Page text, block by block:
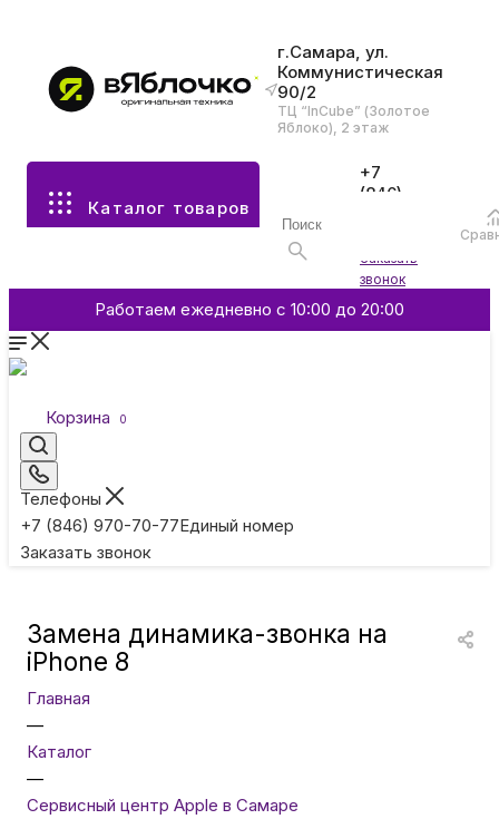
г.Самара, ул.
Коммунистическая
90/2
ТЦ “InCube” (Золотое
Яблоко), 2 этаж
Каталог товаров
+7
(846)
Заказать
звонок
Работаем ежедневно с 10:00 до 20:00
Корзина 0
Телефоны
+7 (846) 970-70-77Единый номер
Заказать звонок
Все разделы каталога
Аксессуары
Смартфоны и гаджеты
Умные кольца
Замена динамика-звонка на
iPhone 8
Главная
—
Каталог
—
Сервисный центр Apple в Самаре